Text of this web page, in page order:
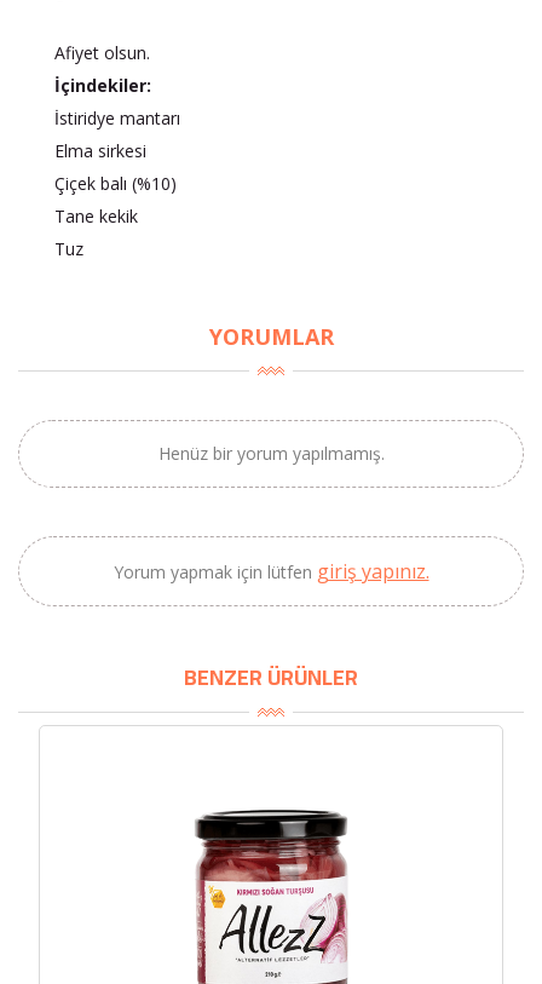
Afiyet olsun.
İçindekiler:
İstiridye mantarı
Elma sirkesi
Çiçek balı (%10)
Tane kekik
Tuz
YORUMLAR
Henüz bir yorum yapılmamış.
Yorum yapmak için lütfen giriş yapınız.
BENZER ÜRÜNLER
×
BU HAFTANIN PLANLI İNDİRİMİ
2071,30 TL
Naturel Sızma
Zeytinyağı (5lt, Soğuk
Sıkım) - Bilgem
SEPETE EKLE